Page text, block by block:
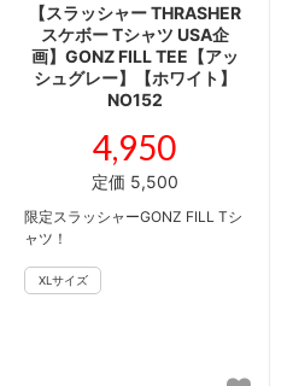
【スラッシャー THRASHER
スケボー Tシャツ USA企
画】GONZ FILL TEE【アッ
シュグレー】【ホワイト】
NO152
4,950
定価 5,500
限定スラッシャーGONZ FILL Tシ
ャツ！